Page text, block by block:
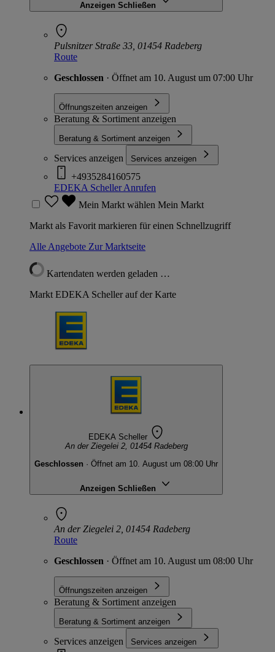
Anzeigen Schließen
Pulsnitzer Straße 33, 01454 Radeberg
Route
Geschlossen · Öffnet am 10. August um 07:00 Uhr
Öffnungszeiten anzeigen
Beratung & Sortiment anzeigen
Beratung & Sortiment anzeigen
Services anzeigen Services anzeigen
+4935284160575
EDEKA SchellerAnrufen
Mein Markt wählen Mein Markt
Markt als Favorit markieren für einen Schnellzugriff
Alle Angebote Zur Marktseite
Kartendaten werden geladen …
Markt EDEKA Scheller auf der Karte
EDEKA Scheller
An der Ziegelei 2, 01454 Radeberg
Geschlossen · Öffnet am 10. August um 08:00 Uhr
Anzeigen Schließen
An der Ziegelei 2, 01454 Radeberg
Route
Geschlossen · Öffnet am 10. August um 08:00 Uhr
Öffnungszeiten anzeigen
Beratung & Sortiment anzeigen
Beratung & Sortiment anzeigen
Services anzeigen Services anzeigen